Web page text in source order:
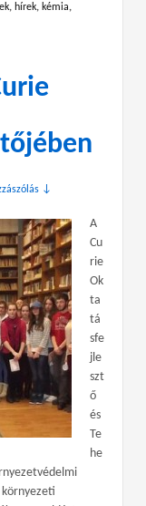
, hírek, kémia,
↓
A
Cu
rie
Ok
ta
tá
sfe
jle
szt
ő
és
Te
he
környezeti